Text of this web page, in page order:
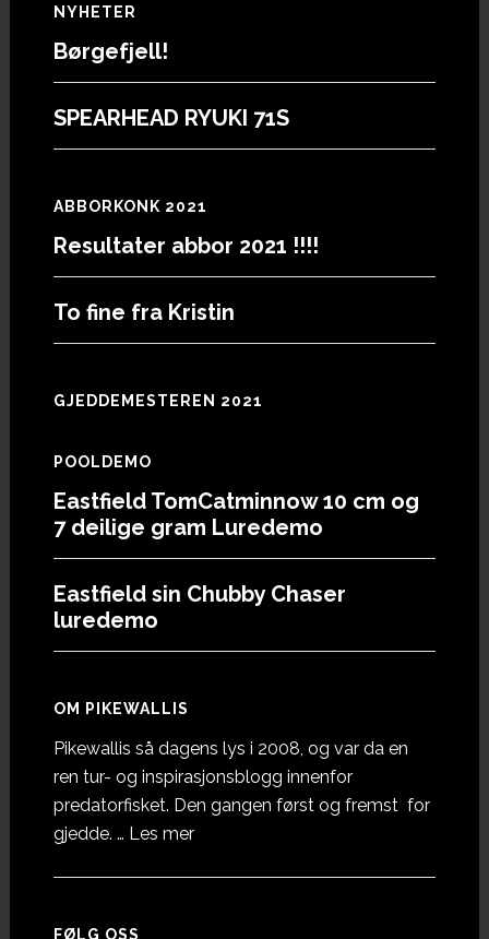
Footer
NYHETER
Børgefjell!
SPEARHEAD RYUKI 71S
ABBORKONK 2021
Resultater abbor 2021 !!!!
To fine fra Kristin
GJEDDEMESTEREN 2021
POOLDEMO
Eastfield TomCatminnow 10 cm og
7 deilige gram Luredemo
Eastfield sin Chubby Chaser
luredemo
OM PIKEWALLIS
Pikewallis så dagens lys i 2008, og var da en
ren tur- og inspirasjonsblogg innenfor
predatorfisket. Den gangen først og fremst for
gjedde. … Les meromOm
FØLG OSS